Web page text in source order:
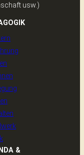
usw.)
&